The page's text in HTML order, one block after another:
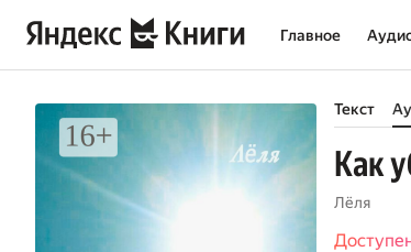
Главное
Текст
Как
Лёля